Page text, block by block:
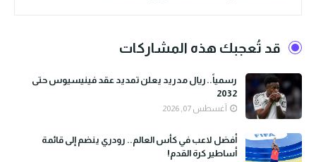
قد تُعجبك هذه المشاركات
رسمياً.. ريال مدريد يعلن تمديد عقد فينيسيوس حتى
2032
أغسطس 07, 2026
أفضل لاعب في كأس العالم.. رودري ينضم إلى قائمة
أساطير كرة القدم!